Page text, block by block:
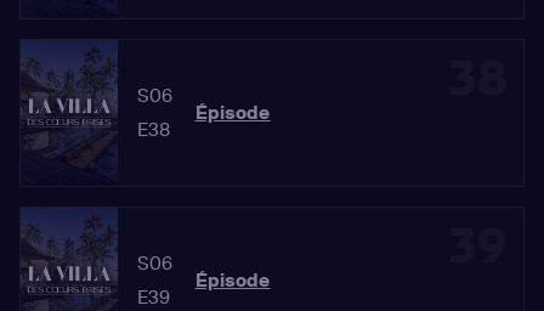
S06
E38
Épisode
S06
E39
Épisode